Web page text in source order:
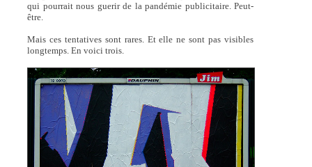
qui pourrait nous guerir de la pandémie publicitaire. Peut-
être.
Mais ces tentatives sont rares. Et elle ne sont pas visibles
longtemps. En voici trois.